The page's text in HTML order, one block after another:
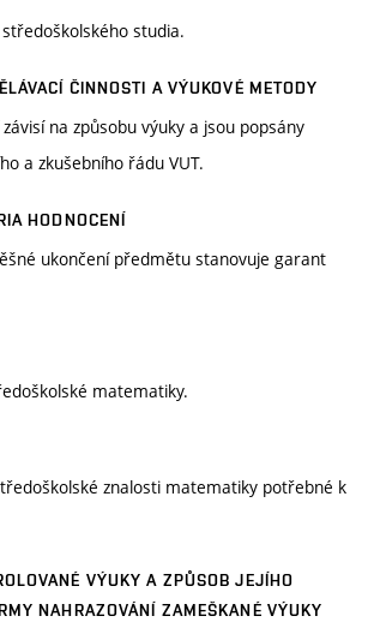
studia.
ČINNOSTI A VÝUKOVÉ METODY
na způsobu výuky a jsou popsány
a zkušebního řádu VUT.
HODNOCENÍ
ukončení předmětu stanovuje garant
matematiky.
znalosti matematiky potřebné k
VÝUKY A ZPŮSOB JEJÍHO
NAHRAZOVÁNÍ ZAMEŠKANÉ VÝUKY